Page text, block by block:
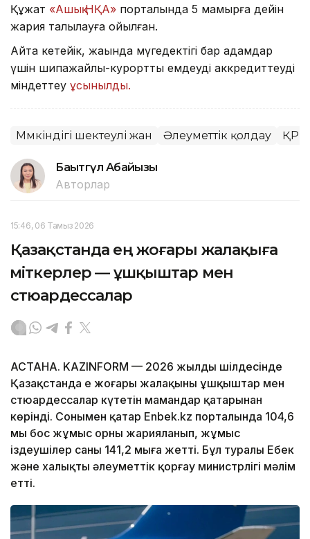
Құжат «Ашық НҚА» порталында 5 мамырға дейін
жария талқылауға қойылған.
Айта кетейік, жақында мүгедектігі бар адамдар
үшін шипажайлық-курорттық емдеуді аккредиттеуді
міндеттеу ұсынылды.
Мүмкіндігі шектеулі жан Әлеуметтік қолдау ҚР
Бақытгүл Абайқызы
Авторлар
15:46, 06 Тамыз 2026
Қазақстанда ең жоғары жалақыға
үміткерлер — ұшқыштар мен
стюардессалар
АСТАНА. KAZINFORM — 2026 жылдың шілдесінде
Қазақстанда ең жоғары жалақыны ұшқыштар мен
стюардессалар күтетін мамандар қатарынан
көрінді. Сонымен қатар Enbek.kz порталында 104,6
мың бос жұмыс орны жарияланып, жұмыс
іздеушілер саны 141,2 мыңға жетті. Бұл туралы Еңбек
және халықты әлеуметтік қорғау министрлігі мәлім
етті.